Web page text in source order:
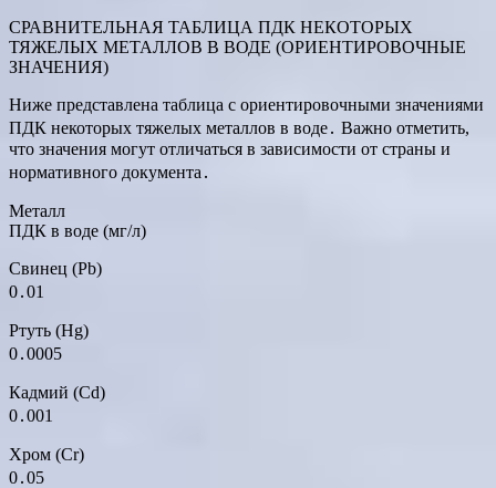
СРАВНИТЕЛЬНАЯ ТАБЛИЦА ПДК НЕКОТОРЫХ
ТЯЖЕЛЫХ МЕТАЛЛОВ В ВОДЕ (ОРИЕНТИРОВОЧНЫЕ
ЗНАЧЕНИЯ)
Ниже представлена таблица с ориентировочными значениями
ПДК некоторых тяжелых металлов в воде․ Важно отметить,
что значения могут отличаться в зависимости от страны и
нормативного документа․
Металл
ПДК в воде (мг/л)
Свинец (Pb)
0․01
Ртуть (Hg)
0․0005
Кадмий (Cd)
0․001
Хром (Cr)
0․05